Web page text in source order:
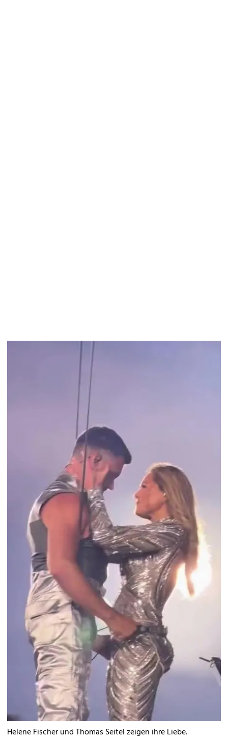
Helene Fischer und Thomas Seitel zeigen ihre Liebe.